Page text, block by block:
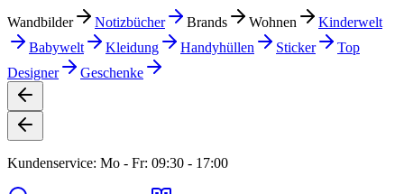
Wandbilder Notizbücher Brands Wohnen
Kinderwelt
Babywelt
Kleidung Handyhüllen Sticker
Top
Designer
Geschenke
Kundenservice: Mo - Fr: 09:30 - 17:00